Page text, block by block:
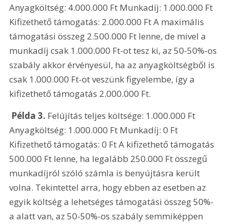
Anyagköltség: 4.000.000 Ft Munkadíj: 1.000.000 Ft
Kifizethető támogatás: 2.000.000 Ft A maximális
támogatási összeg 2.500.000 Ft lenne, de mivel a
munkadíj csak 1.000.000 Ft-ot tesz ki, az 50-50%-os
szabály akkor érvényesül, ha az anyagköltségből is
csak 1.000.000 Ft-ot veszünk figyelembe, így a
kifizethető támogatás 2.000.000 Ft.
Példa 3. Felújítás teljes költsége: 1.000.000 Ft
Anyagköltség: 1.000.000 Ft Munkadíj: 0 Ft
Kifizethető támogatás: 0 Ft A kifizethető támogatás
500.000 Ft lenne, ha legalább 250.000 Ft összegű
munkadíjról szóló számla is benyújtásra került
volna. Tekintettel arra, hogy ebben az esetben az
egyik költség a lehetséges támogatási összeg 50%-
a alatt van, az 50-50%-os szabály semmiképpen